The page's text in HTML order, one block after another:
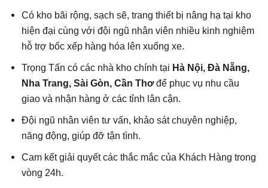
Có kho bãi rộng, sạch sẽ, trang thiết bị nâng hạ tại kho
hiện đại cùng với đội ngũ nhân viên nhiều kinh nghiệm
hỗ trợ bốc xếp hàng hóa lên xuống xe.
Trọng Tấn có các nhà kho chính tại Hà Nội, Đà Nẵng,
Nha Trang, Sài Gòn, Cần Thơđể phục vụ nhu cầu
giao và nhận hàng ở các tỉnh lân cận.
Đội ngũ nhân viên tư vấn, khảo sát chuyên nghiệp,
năng động, giúp đỡ tận tình.
Cam kết giải quyết các thắc mắc của Khách Hàng trong
vòng 24h.